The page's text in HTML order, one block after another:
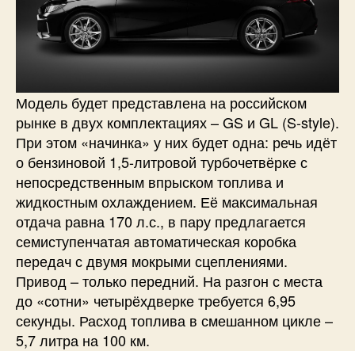
Модель будет представлена на российском
рынке в двух комплектациях – GS и GL (S-style).
При этом «начинка» у них будет одна: речь идёт
о бензиновой 1,5-литровой турбочетвёрке с
непосредственным впрыском топлива и
жидкостным охлаждением. Её максимальная
отдача равна 170 л.с., в пару предлагается
семиступенчатая автоматическая коробка
передач с двумя мокрыми сцеплениями.
Привод – только передний. На разгон с места
до «сотни» четырёхдверке требуется 6,95
секунды. Расход топлива в смешанном цикле –
5,7 литра на 100 км.